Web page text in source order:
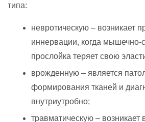
типа:
невротическую – возникает
иннервации, когда мышечно-
прослойка теряет свою
врожденную – является
формирования тканей и
внутриутробно;
травматическую – возникает